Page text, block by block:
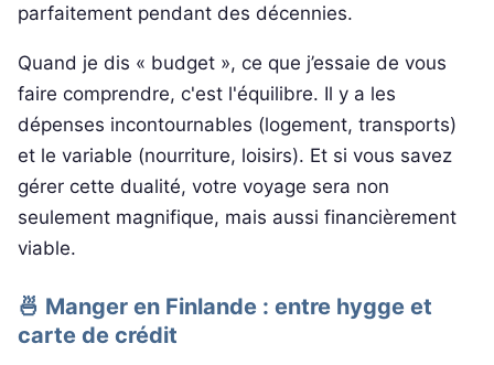
parfaitement pendant des décennies.
Quand je dis « budget », ce que j’essaie de vous
faire comprendre, c'est l'équilibre. Il y a les
dépenses incontournables (logement, transports)
et le variable (nourriture, loisirs). Et si vous savez
gérer cette dualité, votre voyage sera non
seulement magnifique, mais aussi financièrement
viable.
🍜 Manger en Finlande : entre hygge et
carte de crédit